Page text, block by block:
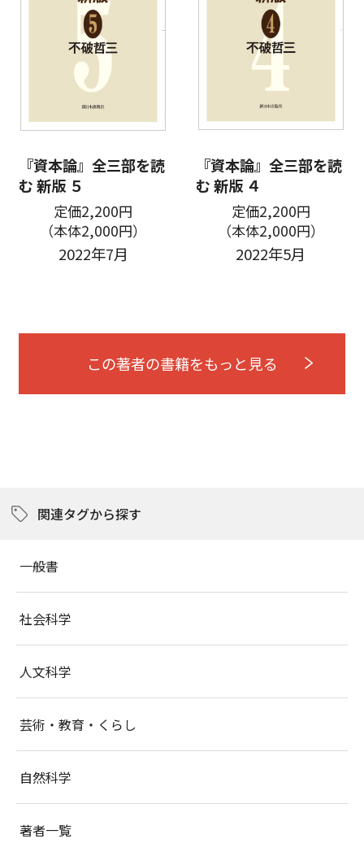
『資本論』全三部を読
む 新版 ５
定価2,200円
（本体2,000円）
2022年7月
『資本論』全三部を読
む 新版 ４
定価2,200円
（本体2,000円）
2022年5月
この著者の書籍をもっと見る
関連タグから探す
一般書
社会科学
人文科学
芸術・教育・くらし
自然科学
著者一覧